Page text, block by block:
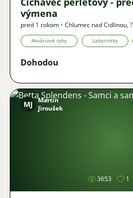
výmena
pred 1 rokom • Chlumec nad Cidlinou,
Akváriové ryby Labyrintky
Dohodou
MJ
Martin
Jiroušek
3653 1